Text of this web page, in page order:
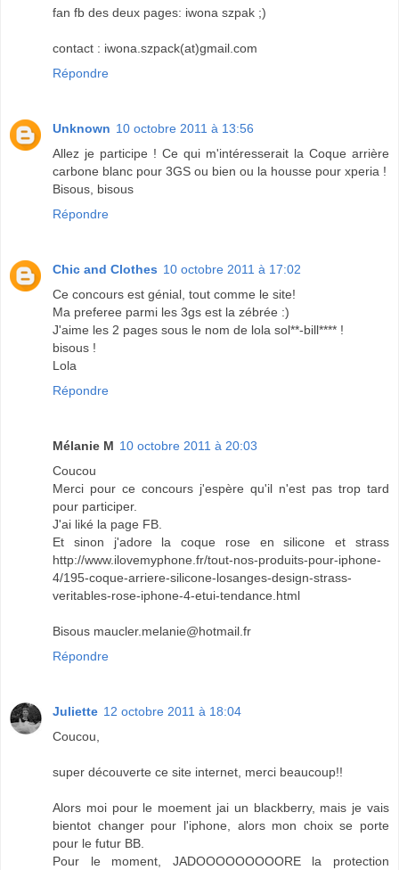
fan fb des deux pages: iwona szpak ;)
contact : iwona.szpack(at)gmail.com
Répondre
Unknown 10 octobre 2011 à 13:56
Allez je participe ! Ce qui m'intéresserait la Coque arrière
carbone blanc pour 3GS ou bien ou la housse pour xperia !
Bisous, bisous
Répondre
Chic and Clothes 10 octobre 2011 à 17:02
Ce concours est génial, tout comme le site!
Ma preferee parmi les 3gs est la zébrée :)
J'aime les 2 pages sous le nom de lola sol**-bill**** !
bisous !
Lola
Répondre
Mélanie M 10 octobre 2011 à 20:03
Coucou
Merci pour ce concours j'espère qu'il n'est pas trop tard
pour participer.
J'ai liké la page FB.
Et sinon j'adore la coque rose en silicone et strass
http://www.ilovemyphone.fr/tout-nos-produits-pour-iphone-
4/195-coque-arriere-silicone-losanges-design-strass-
veritables-rose-iphone-4-etui-tendance.html
Bisous maucler.melanie@hotmail.fr
Répondre
Juliette 12 octobre 2011 à 18:04
Coucou,
super découverte ce site internet, merci beaucoup!!
Alors moi pour le moement jai un blackberry, mais je vais
bientot changer pour l'iphone, alors mon choix se porte
pour le futur BB.
Pour le moment, JADOOOOOOOOORE la protection